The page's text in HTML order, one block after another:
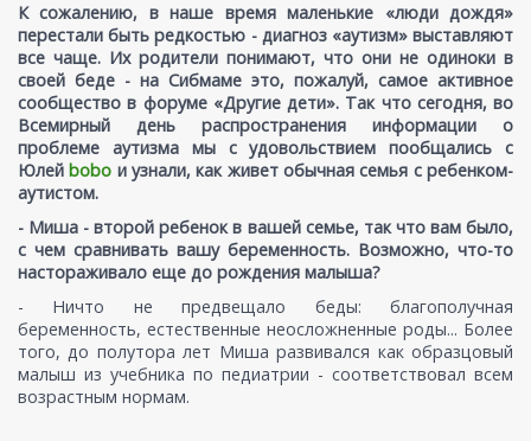
К сожалению, в наше время маленькие «люди дождя»
перестали быть редкостью - диагноз «аутизм» выставляют
все чаще. Их родители понимают, что они не одиноки в
своей беде - на Сибмаме это, пожалуй, самое активное
сообщество в форуме «Другие дети». Так что сегодня, во
Всемирный день распространения информации о
проблеме аутизма мы с удовольствием пообщались с
Юлей bobo и узнали, как живет обычная семья с ребенком-
аутистом.
- Миша - второй ребенок в вашей семье, так что вам было,
с чем сравнивать вашу беременность. Возможно, что-то
настораживало еще до рождения малыша?
- Ничто не предвещало беды: благополучная
беременность, естественные неосложненные роды... Более
того, до полутора лет Миша развивался как образцовый
малыш из учебника по педиатрии - соответствовал всем
возрастным нормам.